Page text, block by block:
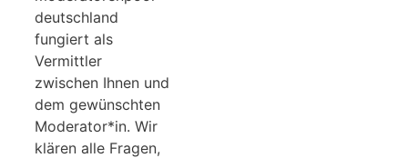
deutschland
fungiert als
Vermittler
zwischen Ihnen und
dem gewünschten
Moderator*in. Wir
klären alle Fragen,